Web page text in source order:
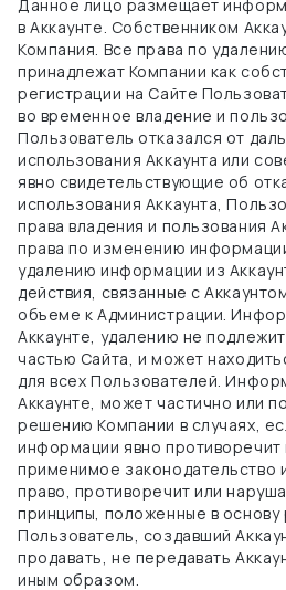
Данное лицо размещает
в Аккаунте. Собственником
Компания. Все права по
принадлежат Компании как
регистрации на Сайте
во временное владение и
Пользователь отказался от
использования Аккаунта или
явно свидетельствующие об
использования Аккаунта,
права владения и пользования
права по изменению
удалению информации из
действия, связанные с
объеме к Администрации.
Аккаунте, удалению не
частью Сайта, и может
для всех Пользователей.
Аккаунте, может частично или
решению Компании в случаях,
информации явно противоречит
применимое законодательство
право, противоречит или
принципы, положенные в основу
Пользователь, создавший
продавать, не передавать
иным образом.